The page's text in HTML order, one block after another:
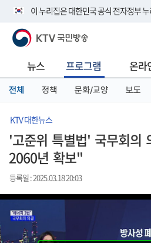
이 누리집은 대한민국 공식 전자정부
공식 누리집 주소 확인하기
니다.
이밖에 or.kr 또는 .kr등 다른 도메인 주
서 도메인 주소를 확인해 보세요
KTV 국민방송
뉴스 프로그램 온라
전체 정책 문화/교양 보도
KTV 대한뉴스
'고준위 특별법' 국무회의
2060년 확보"
등록일 : 2025.03.18 20:03